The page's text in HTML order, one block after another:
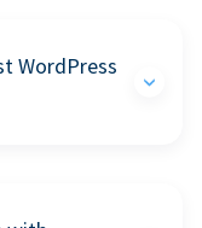
WordPress